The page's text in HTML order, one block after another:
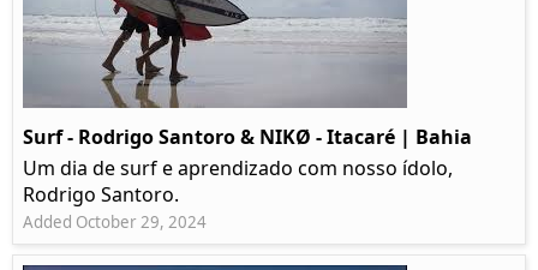
Surf - Rodrigo Santoro & NIKØ - Itacaré | Bahia
Um dia de surf e aprendizado com nosso ídolo,
Rodrigo Santoro.
Added October 29, 2024